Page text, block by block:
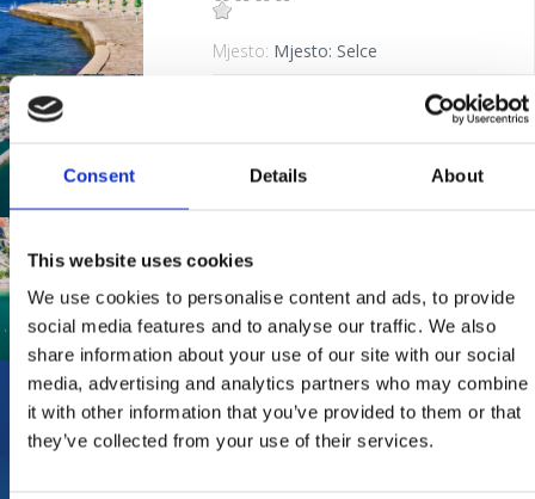
Consent Details About
This website uses cookies
We use cookies to personalise content and ads, to provide
social media features and to analyse our traffic. We also
share information about your use of our site with our social
media, advertising and analytics partners who may combine
it with other information that you’ve provided to them or that
they’ve collected from your use of their services.
Mjesto: Mjesto: Selce
BALUSTRADA
Mjesto:Mjesto: Crikvenica
HAVIŠĆE